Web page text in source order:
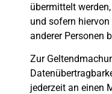
übermittelt
und sofern
anderer Personen
Zur
jederzeit an einen